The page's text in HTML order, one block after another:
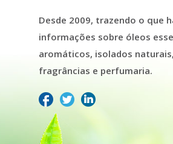
Desde 2009, trazendo o que
informações sobre óleos
aromáticos, isolados
fragrâncias e perfumaria.